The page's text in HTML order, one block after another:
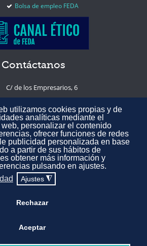
utilizamos cookies propias y de
analíticas mediante el
personalizar el contenido
ofrecer funciones de redes
publicidad personalizada en base
a partir de sus hábitos de
obtener más información y
pulsando en ajustes.
Ajustes ◮
Rechazar
Aceptar
Bolsa de empleo FEDA
Contáctanos
C/ de los Empresarios, 6
02005 Albacete, España
+34 967 217 300
feda@feda.es
© 2020 Confederación de Empresarios
Legal·Política de Privacidad